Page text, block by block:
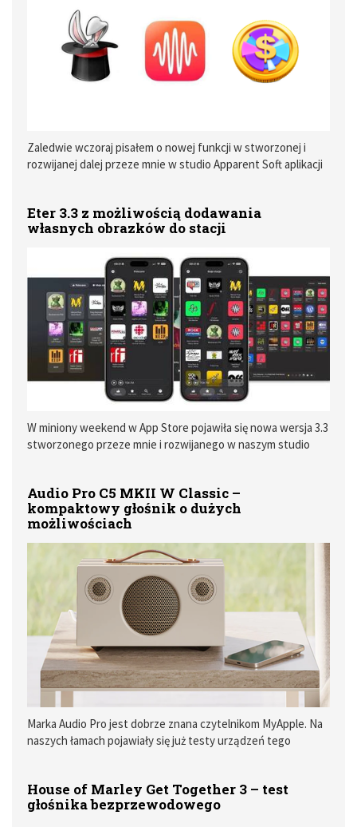
Zaledwie wczoraj pisałem o nowej funkcji w stworzonej i
rozwijanej dalej przeze mnie w studio Apparent Soft aplikacji
lipca można kupić jej pełną wersję znacznie taniej w ramach
akcji Indie App Sales. W promocji dostępne są także pełne
Eter 3.3 z możliwością dodawania
własnych obrazków do stacji
W miniony weekend w App Store pojawiła się nowa wersja 3.3
stworzonego przeze mnie i rozwijanego w naszym studio
wielu użytkowników – możliwość dodawania własnych
obrazków do stacji.
Audio Pro C5 MKII W Classic –
kompaktowy głośnik o dużych
możliwościach
Marka Audio Pro jest dobrze znana czytelnikom MyApple. Na
naszych łamach pojawiały się już testy urządzeń tego
nagłośnienia większych pomieszczeń, który zrobił na mnie
bardzo dobre wrażenie. Tym razem do testów trafił Audio
House of Marley Get Together 3 – test
głośnika bezprzewodowego